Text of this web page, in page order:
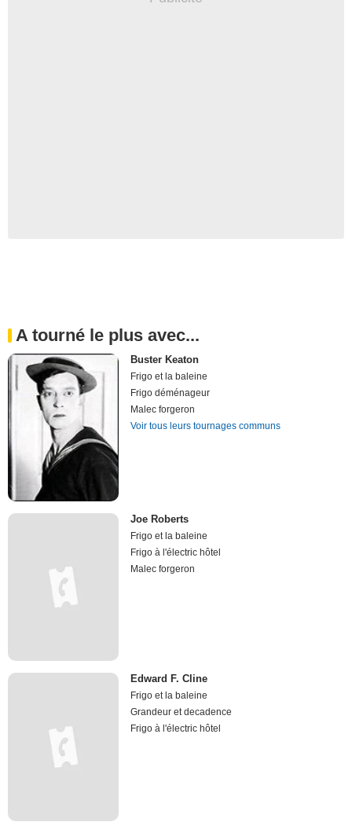
A tourné le plus avec...
Buster Keaton
Frigo et la baleine
Frigo déménageur
Malec forgeron
Voir tous leurs tournages communs
Joe Roberts
Frigo et la baleine
Frigo à l'électric hôtel
Malec forgeron
Edward F. Cline
Frigo et la baleine
Grandeur et decadence
Frigo à l'électric hôtel